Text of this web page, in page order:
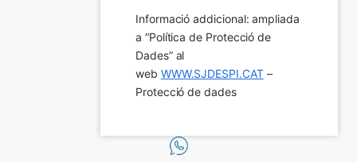
Informació addicional: ampliada
a “Política de Protecció de
Dades” al
web WWW.SJDESPI.CAT –
Protecció de dades